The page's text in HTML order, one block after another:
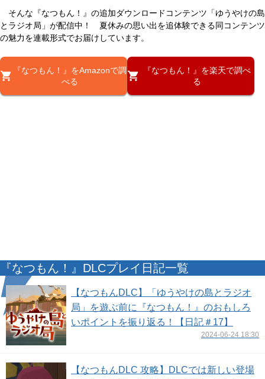
そんな『なつもん！』の追加ダウンロードコンテンツ「ゆうやけの島
とラジオ局」が配信中！ 夏休みの思い出を追体験できる同コンテンツ
の魅力を連載形式でお届けしています。
『なつもん！』をAmazonで調
べる
『なつもん！』を楽天で調べ
る
『なつもん！』DLCプレイ日記一覧
【なつもんDLC】「ゆうやけの島とラジオ
局」を遊ぶ前に『なつもん！』のおもしろ
いポイントを振り返る！【日記＃17】
2024-06-24 18:30
【なつもんDLC 攻略】DLCでは新しい登場